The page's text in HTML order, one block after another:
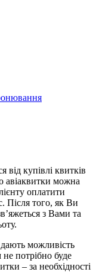
від купівлі квитків
авіаквитки можна
оплатити
Після того, як Ви
з Вами та
можливість
потрібно буде
– за необхідності